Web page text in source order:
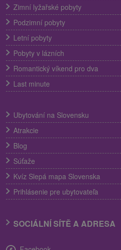
Zimní lyžařské pobyty
Podzimní pobyty
Letní pobyty
Pobyty v lázních
Romantický víkend pro dva
Last minute
Ubytování na Slovensku
Atrakcie
Blog
Súťaže
Kvíz Slepá mapa Slovenska
Prihlásenie pre ubytovateľa
SOCIÁLNÍ SÍTĚ A ADRESA